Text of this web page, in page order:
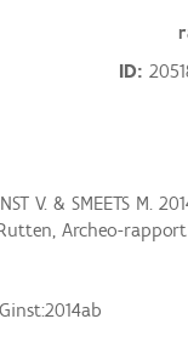
ID
V. & SMEETS M.
Archeo-